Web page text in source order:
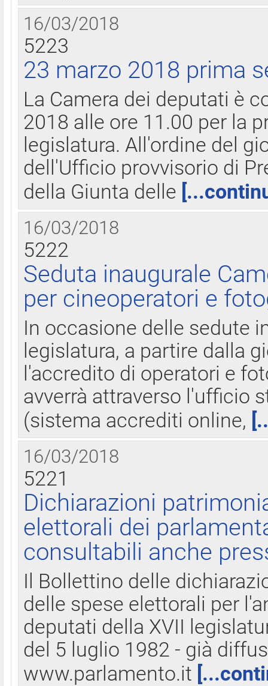
16/03/2018
5223
23 marzo 2018 prima
La Camera dei deputati è
2018 alle ore 11.00 per la
legislatura. All'ordine del
dell'Ufficio provvisorio di
della Giunta delle
16/03/2018
5222
Seduta inaugurale
per cineoperatori e
In occasione delle sedute
legislatura, a partire dalla
l'accredito di operatori e
avverrà attraverso l'ufficio
(sistema accrediti online,
16/03/2018
5221
Dichiarazioni
elettorali dei
consultabili anche
Il Bollettino delle
delle spese elettorali per
deputati della XVII
del 5 luglio 1982 - già
www.parlamento.it